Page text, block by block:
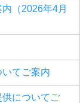
（2026年4月
てご案内
についてご